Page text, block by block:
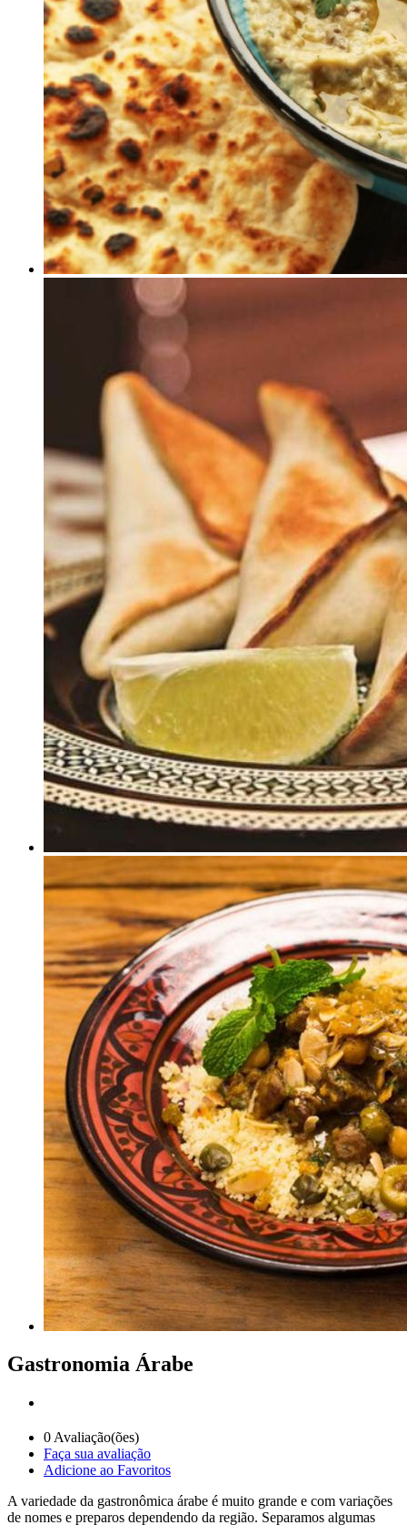
Gastronomia Árabe
0 Avaliação(ões)
Faça sua avaliação
Adicione ao Favoritos
A variedade da gastronômica árabe é muito grande e com variações
de nomes e preparos dependendo da região. Separamos algumas